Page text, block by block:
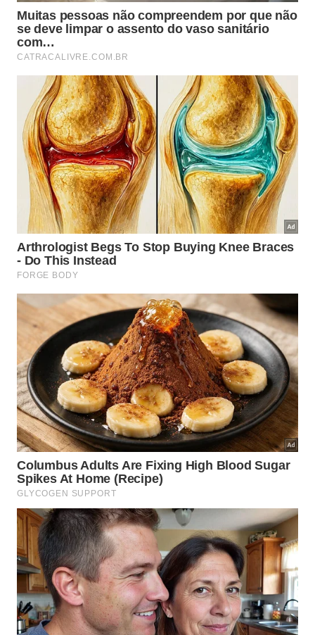
casa
Nem sempre o desperdício é percebido como um
problema financeiro. Alimentos que vencem na
geladeira, produtos comprados em duplicidade ou
itens esquecidos nos armários representam dinheiro
perdido.
Planejar as compras, organizar a despensa e
consumir os produtos antes do vencimento são
atitudes simples que ajudam a reduzir gastos e
ainda diminuem o desperdício de recursos.
A estabilidade financeira começa
nos hábitos
Construir uma vida financeira equilibrada não
depende apenas de ganhar mais dinheiro. Em
muitos casos, o fator decisivo está na forma como
os recursos são administrados diariamente.
Pequenas mudanças de comportamento, mantidas
de forma consistente, podem gerar uma economia
significativa ao longo dos anos e abrir espaço para
investimentos, realização de sonhos e maior